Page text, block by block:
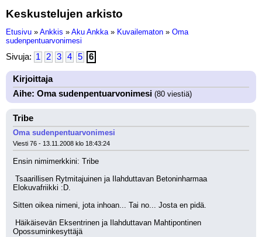
Keskustelujen arkisto
Etusivu » Ankkis » Aku Ankka » Kuvailematon » Oma
sudenpentuarvonimesi
Sivuja: 1 2 3 4 5 6
Kirjoittaja
Aihe: Oma sudenpentuarvonimesi (80 viestiä)
Tribe
Oma sudenpentuarvonimesi
Viesti 76 - 13.11.2008 klo 18:43:24
Ensin nimimerkkini: Tribe
Elokuvafriikki :D.
Sitten oikea nimeni, jota inhoan... Tai no... Josta en pidä.
Opossuminkesyttäjä